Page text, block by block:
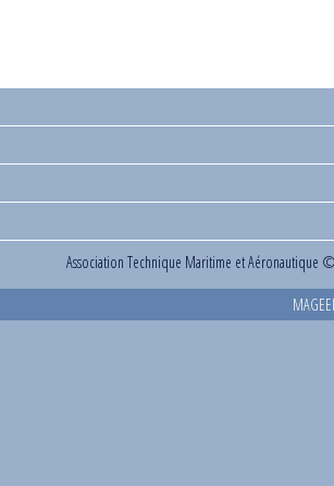
Association Technique Maritime et Aéronautique ©